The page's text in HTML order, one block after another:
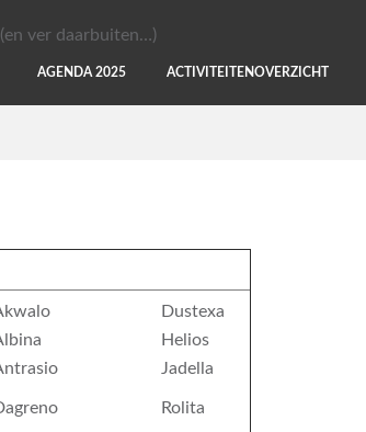
AGENDA 2025 ACTIVITEITENOVERZICHT
Dustexa
Helios
Jadella
Rolita